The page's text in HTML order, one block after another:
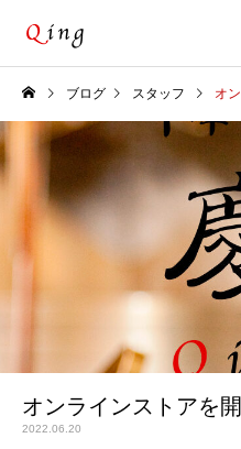
ブログ スタッフ オ
オンラインストアを
2022.06.20